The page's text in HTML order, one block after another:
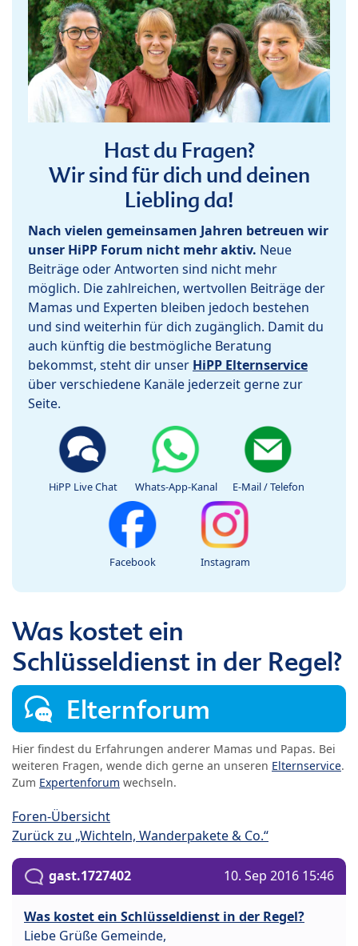
Hast du Fragen?
Wir sind für dich und deinen
Liebling da!
Nach vielen gemeinsamen Jahren betreuen wir
unser HiPP Forum nicht mehr aktiv. Neue
Beiträge oder Antworten sind nicht mehr
möglich. Die zahlreichen, wertvollen Beiträge der
Mamas und Experten bleiben jedoch bestehen
und sind weiterhin für dich zugänglich. Damit du
auch künftig die bestmögliche Beratung
bekommst, steht dir unser HiPP Elternservice
über verschiedene Kanäle jederzeit gerne zur
Seite.
HiPP Live Chat Whats-App-Kanal E-Mail / Telefon
Facebook Instagram
Was kostet ein
Schlüsseldienst in der Regel?
Elternforum
Hier findest du Erfahrungen anderer Mamas und Papas. Bei
weiteren Fragen, wende dich gerne an unseren Elternservice.
Zum Expertenforum wechseln.
Foren-Übersicht
Zurück zu „Wichteln, Wanderpakete & Co.“
gast.1727402 10. Sep 2016 15:46
Was kostet ein Schlüsseldienst in der Regel?
Liebe Grüße Gemeinde,